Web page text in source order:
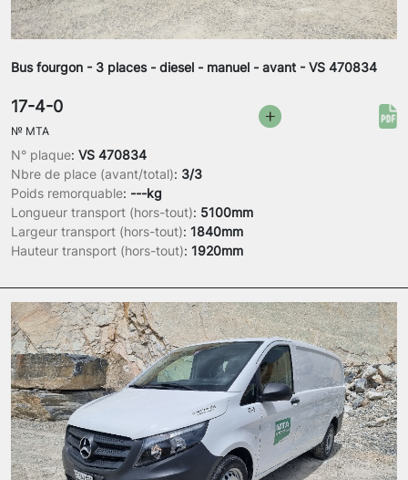
Bus fourgon - 3 places - diesel - manuel - avant - VS 470834
N° plaque: VS 470834
Nbre de place (avant/total): 3/3
Poids remorquable: ---kg
Longueur transport (hors-tout): 5100mm
Largeur transport (hors-tout): 1840mm
Hauteur transport (hors-tout): 1920mm
17-4-0
№ MTA